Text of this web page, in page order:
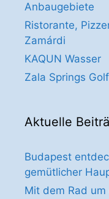
Anbaugebiete
Ristorante,
Zamárdi
KAQUN Wasser
Zala Springs
Aktuelle
Budapest
gemütlicher
Mit dem Rad